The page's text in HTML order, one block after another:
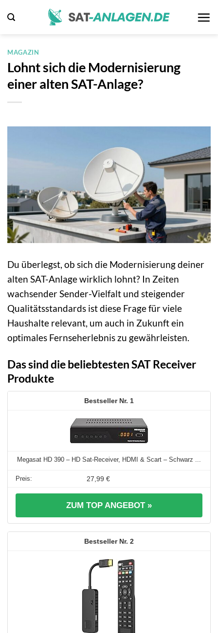
Inhalt
MAGAZIN
Lohnt sich die Modernisierung
einer alten SAT-Anlage?
Du überlegst, ob sich die Modernisierung deiner
alten SAT-Anlage wirklich lohnt? In Zeiten
wachsender Sender-Vielfalt und steigender
Qualitätsstandards ist diese Frage für viele
Haushalte relevant, um auch in Zukunft ein
optimales Fernseherlebnis zu gewährleisten.
Das sind die beliebtesten SAT Receiver
Produkte
1
Megasat HD 390 – HD Sat-Receiver, HDMI & Scart – Schwarz ...
27,99 €
ZUM TOP ANGEBOT »
2